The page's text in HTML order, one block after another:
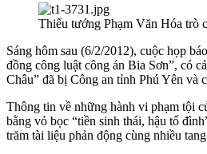
Thiếu tướng Phạm Văn Hóa trò
Sáng hôm sau (6/2/2012), cuộc họp
đồng công luật công án Bia Sơn”, có
Châu” đã bị Công an tỉnh Phú Yên và
Thông tin về những hành vi phạm tội
bằng vỏ bọc “tiền sinh thái, hậu tổ
trăm tài liệu phản động cùng nhiều